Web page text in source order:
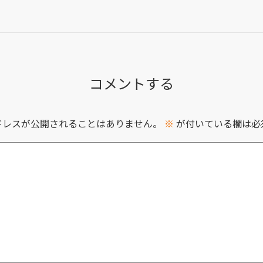
コメントする
スが公開されることはありません。 ※ が付いている欄は